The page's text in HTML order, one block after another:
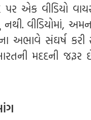
પર એક વીડિયો
નથી. વીડિયોમાં,
સંઘર્ષ કરી
મદદની